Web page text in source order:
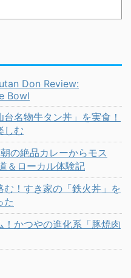
Don Review:
Bowl
台名物牛タン丼」を実食！
しむ
の絶品カレーからモス
＆ローカル体験記
む！すき家の「鉄火丼」を
た
かつやの進化系「豚焼肉